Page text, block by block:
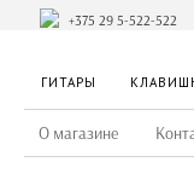
+375 29 5-522-522
ГИТАРЫ
О магазине